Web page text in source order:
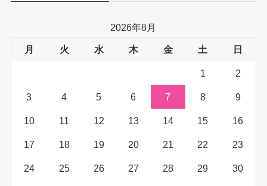
2026年8月
月 火 水 木 金 土 日
1 2
3 4 5 6 7 8 9
10 11 12 13 14 15 16
17 18 19 20 21 22 23
24 25 26 27 28 29 30